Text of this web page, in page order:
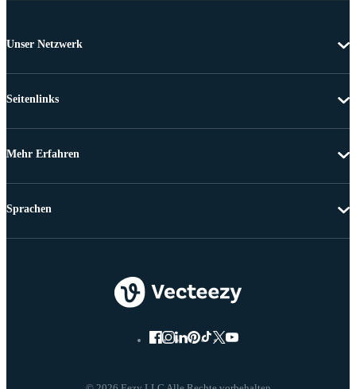
Unser Netzwerk
Seitenlinks
Mehr Erfahren
Sprachen